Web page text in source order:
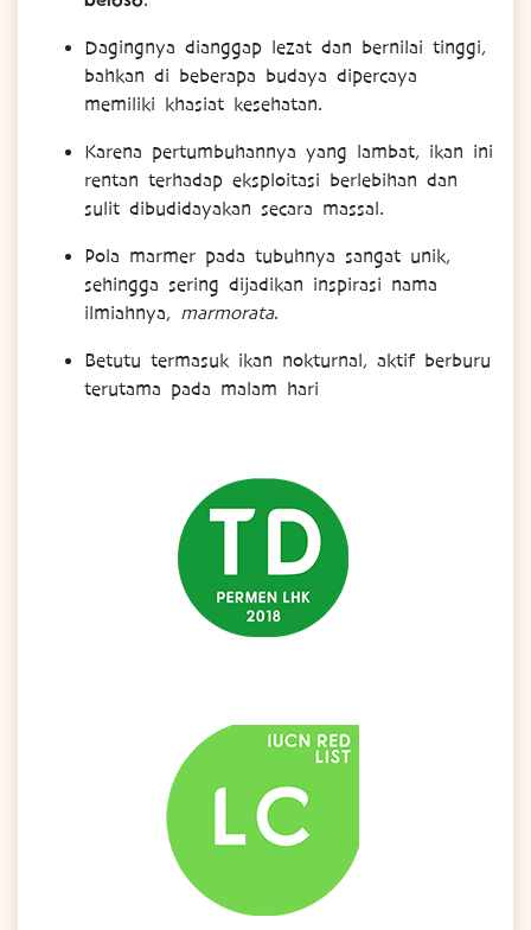
Dagingnya dianggap lezat dan bernilai tinggi,
bahkan di beberapa budaya dipercaya
memiliki khasiat kesehatan.
Karena pertumbuhannya yang lambat, ikan ini
rentan terhadap eksploitasi berlebihan dan
sulit dibudidayakan secara massal.
Pola marmer pada tubuhnya sangat unik,
sehingga sering dijadikan inspirasi nama
ilmiahnya, marmorata.
Betutu termasuk ikan nokturnal, aktif berburu
terutama pada malam hari